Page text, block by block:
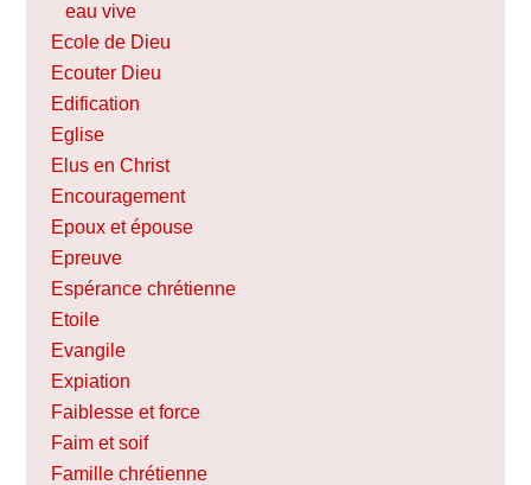
eau vive
Ecole de Dieu
Ecouter Dieu
Edification
Eglise
Elus en Christ
Encouragement
Epoux et épouse
Epreuve
Espérance chrétienne
Etoile
Evangile
Expiation
Faiblesse et force
Faim et soif
Famille chrétienne